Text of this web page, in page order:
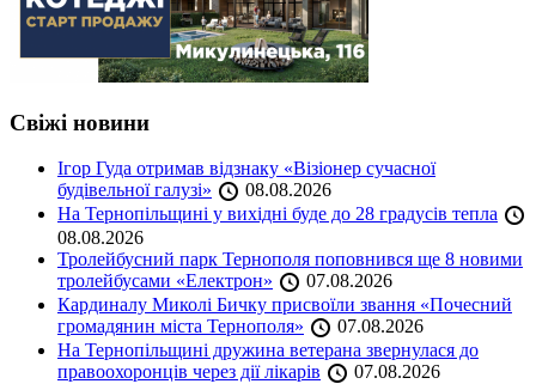
Свіжі новини
Ігор Гуда отримав відзнаку «Візіонер сучасної
будівельної галузі»
08.08.2026
На Тернопільщині у вихідні буде до 28 градусів тепла
08.08.2026
Тролейбусний парк Тернополя поповнився ще 8 новими
тролейбусами «Електрон»
07.08.2026
Кардиналу Миколі Бичку присвоїли звання «Почесний
громадянин міста Тернополя»
07.08.2026
На Тернопільщині дружина ветерана звернулася до
правоохоронців через дії лікарів
07.08.2026